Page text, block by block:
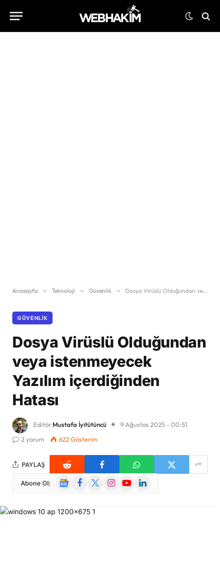
Anasayfa » Teknoloji » Güvenlik » Dosya Virüslü Olduğundan veya istenmeyecek Yazılım içerdiğinden Hatası
GÜVENLIK
Dosya Virüslü Olduğundan
veya istenmeyecek
Yazılım içerdiğinden
Hatası
Editör Mustafa İyitütüncü
9 Ağustos 2025 - 00:51
2 yorum
622Gösterim
PAYLAŞ
Abone Ol:
GoogleFacebook
X
InstagramYouTubeLinkedIn